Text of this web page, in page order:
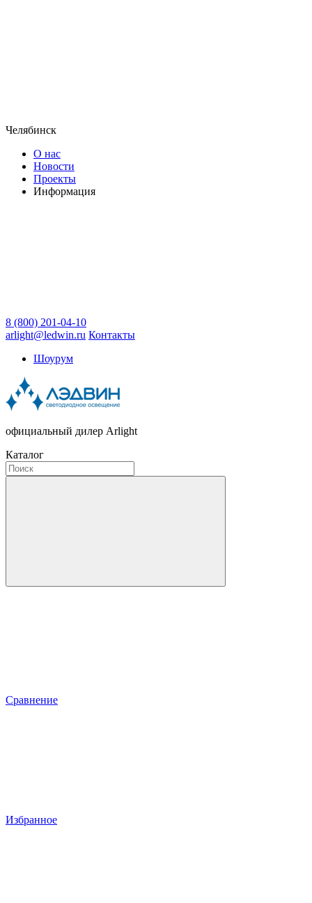
Челябинск
О нас
Новости
Проекты
Информация
8 (800) 201-04-10
arlight@ledwin.ru Контакты
Шоурум
официальный дилер Arlight
Каталог
Сравнение
Избранное